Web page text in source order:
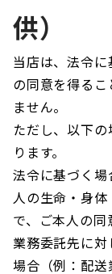
供）
当店は、法令
の同意を得る
ません。
ただし、以下
ります。
法令に基づく場
人の生命・身
で、ご本人の
業務委託先に
場合（例：配送